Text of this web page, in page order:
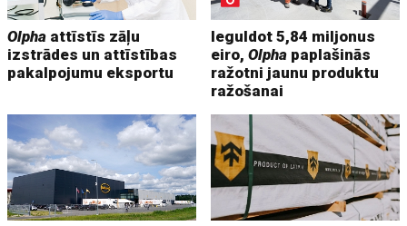
Olpha attīstīs zāļu
izstrādes un attīstības
pakalpojumu eksportu
Ieguldot 5,84 miljonus
eiro,Olpha paplašinās
ražotni jaunu produktu
ražošanai